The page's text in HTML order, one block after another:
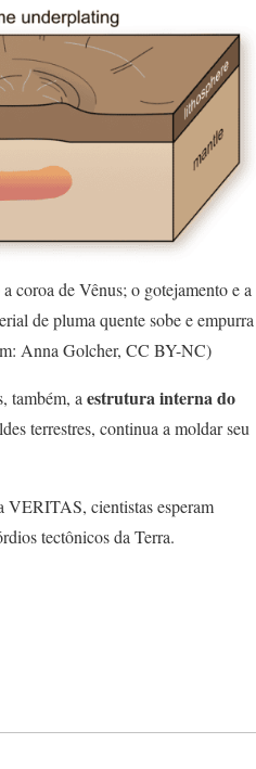
coroa de Vênus; o gotejamento e a
de pluma quente sobe e empurra
Anna Golcher, CC BY-NC)
também, aestrutura interna do
terrestres, continua a moldar seu
VERITAS, cientistas esperam
tectônicos da Terra.